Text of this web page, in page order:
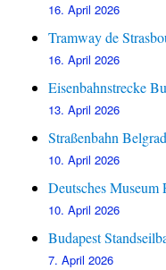
16. April 2026
Tramway de
16. April 2026
Eisenbahnstrecke
13. April 2026
Straßenbahn
10. April 2026
Deutsches
10. April 2026
Budapest
7. April 2026